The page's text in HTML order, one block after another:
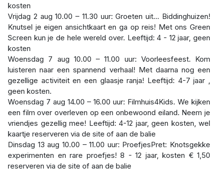
kosten
Vrijdag 2 aug 10.00 – 11.30 uur: Groeten uit… Biddinghuizen!
Knutsel je eigen ansichtkaart en ga op reis! Met ons Green
Screen kun je de hele wereld over. Leeftijd: 4 - 12 jaar, geen
kosten
Woensdag 7 aug 10.00 – 11.00 uur: Voorleesfeest. Kom
luisteren naar een spannend verhaal! Met daarna nog een
gezellige activiteit en een glaasje ranja! Leeftijd: 4-7 jaar ,
geen kosten.
Woensdag 7 aug 14.00 – 16.00 uur: Filmhuis4Kids. We kijken
een film over overleven op een onbewoond eiland. Neem je
vriendjes gezellig mee! Leeftijd: 4-12 jaar, geen kosten, wel
kaartje reserveren via de site of aan de balie
Dinsdag 13 aug 10.00 – 11.00 uur: ProefjesPret: Knotsgekke
experimenten en rare proefjes! 8 - 12 jaar, kosten € 1,50
reserveren via de site of aan de balie